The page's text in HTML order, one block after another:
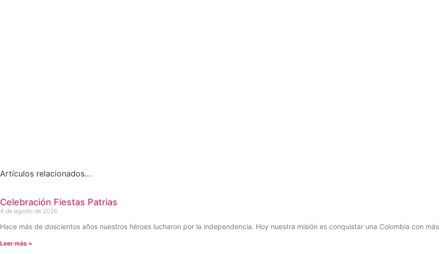
Artículos relacionados…
Celebración Fiestas Patrias
4 de agosto de 2026
Hace más de doscientos años nuestros héroes lucharon por la independencia. Hoy nuestra misión es conquistar una Colombia con
Leer más »